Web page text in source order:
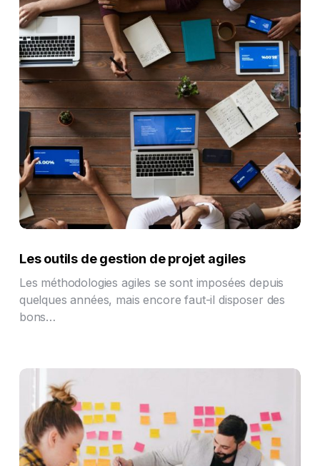
Les outils de gestion de projet agiles
Les méthodologies agiles se sont imposées depuis
quelques années, mais encore faut-il disposer des
bons…